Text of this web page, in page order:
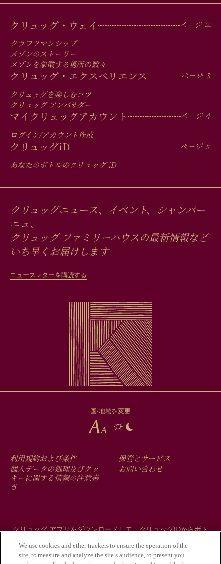
MAIN
MEN
IN
FOOTER
クリュッグ・ウェイ
クラフツマンシップ
メゾンのストーリー
メゾンを象徴する場所の数々
クリュッグ・エクスペリエンス
クリュッグを楽しむコツ
クリュッグ アンバサダー
マイクリュッグアカウント
ログイン/アカウント作成
クリュッグiD
あなたのボトルのクリュッグiD
クリュッグニュース、イベント、シャンパー
ニュ、
クリュッグ ファミリーハウスの最新情報など
いち早くお届けします
ニュースレターを購読する
国/地域を変更
FOOTER
MENU
利用規約および条件
個人データの処理及びクッ
キーに関する情報の注意書
き
保管とサービス
お問い合わせ
クリュッグ アプリをダウンロードして、クリュッグiDからボト
We use cookies and other trackers to ensure the operation of the
site, to measure and analyze the site’s audience, to present you